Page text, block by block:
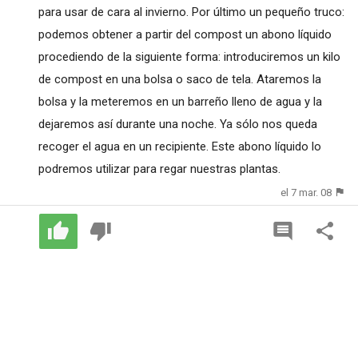
para usar de cara al invierno. Por último un pequeño truco:
podemos obtener a partir del compost un abono líquido
procediendo de la siguiente forma: introduciremos un kilo
de compost en una bolsa o saco de tela. Ataremos la
bolsa y la meteremos en un barreño lleno de agua y la
dejaremos así durante una noche. Ya sólo nos queda
recoger el agua en un recipiente. Este abono líquido lo
podremos utilizar para regar nuestras plantas.
el 7 mar. 08